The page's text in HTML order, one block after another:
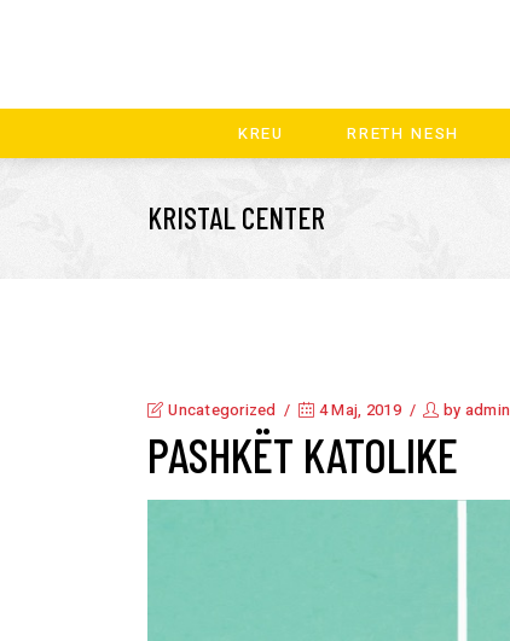
KREU RRETH NESH
KRISTAL CENTER
Uncategorized 4 Maj, 2019 by admin
PASHKËT KATOLIKE